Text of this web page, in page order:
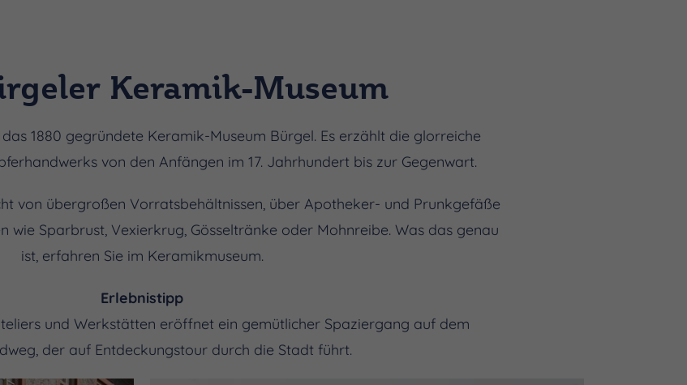
Keramik-Museum
1880 gegründete Keramik-Museum Bürgel. Es erzählt die glorreiche
von den Anfängen im 17. Jahrhundert bis zur Gegenwart.
von übergroßen Vorratsbehältnissen, über Apotheker- und Prunkgefäße
wie Sparbrust, Vexierkrug, Gösseltränke oder Mohnreibe. Was das genau
ist, erfahren Sie im Keramikmuseum.
Erlebnistipp
und Werkstätten eröffnet ein gemütlicher Spaziergang auf dem
der auf Entdeckungstour durch die Stadt führt.